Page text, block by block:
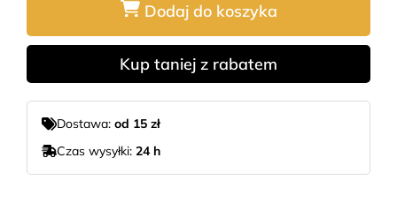
Dodaj do koszyka
Kup taniej z rabatem
Dostawa: od 15 zł
Czas wysyłki: 24 h